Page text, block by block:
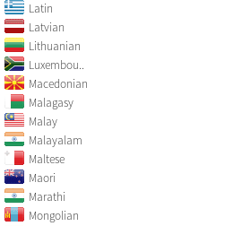
Latin
Latvian
Lithuanian
Luxembou..
Macedonian
Malagasy
Malay
Malayalam
Maltese
Maori
Marathi
Mongolian